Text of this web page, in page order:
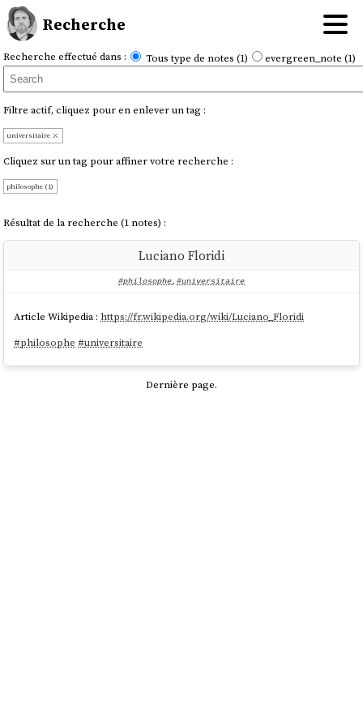
Recherche
Recherche effectué dans : Tous type de notes (1) evergreen_note (1)
Filtre actif, cliquez pour en enlever un tag :
universitaire
Cliquez sur un tag pour affiner votre recherche :
philosophe (1)
Résultat de la recherche (1 notes) :
Luciano Floridi
#philosophe, #universitaire
Article Wikipedia :https://fr.wikipedia.org/wiki/Luciano_Floridi
#philosophe #universitaire
Dernière page.